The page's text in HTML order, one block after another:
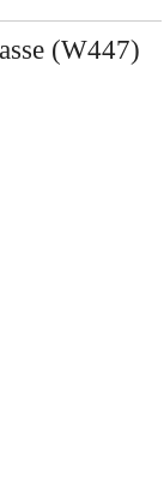
(W447)